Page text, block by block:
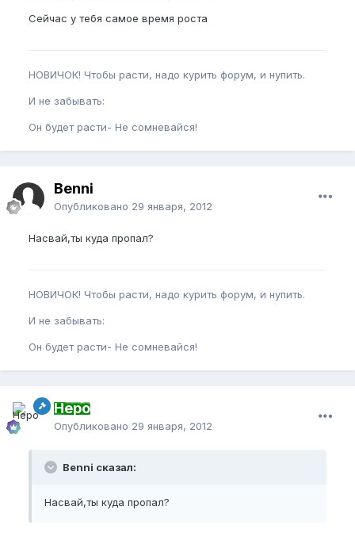
Сейчас у тебя самое время роста
НОВИЧОК! Чтобы расти, надо курить форум, и нупить.
И не забывать:
Он будет расти- Не сомневайся!
Benni
Опубликовано 29 января, 2012
Насвай,ты куда пропал?
НОВИЧОК! Чтобы расти, надо курить форум, и нупить.
И не забывать:
Он будет расти- Не сомневайся!
Неро
Опубликовано 29 января, 2012
Benni сказал:
Насвай,ты куда пропал?